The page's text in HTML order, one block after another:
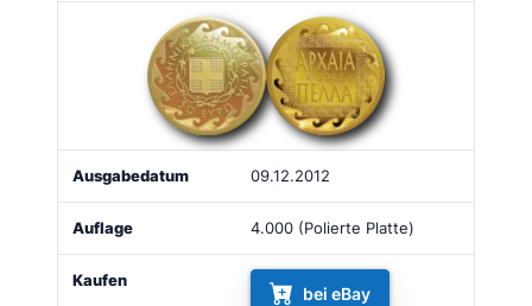
09.12.2012
4.000 (Polierte Platte)
bei eBay